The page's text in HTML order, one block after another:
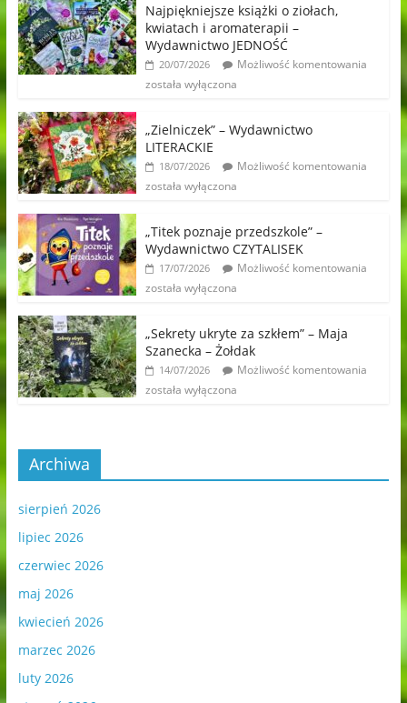
Najpiękniejsze książki o ziołach,
kwiatach i aromaterapii –
Wydawnictwo JEDNOŚĆ
20/07/2026
Możliwość komentowania
została wyłączona
„Zielniczek” – Wydawnictwo
LITERACKIE
18/07/2026
Możliwość komentowania
została wyłączona
„Titek poznaje przedszkole” –
Wydawnictwo CZYTALISEK
17/07/2026
Możliwość komentowania
została wyłączona
„Sekrety ukryte za szkłem” – Maja
Szanecka – Żołdak
14/07/2026
Możliwość komentowania
została wyłączona
Archiwa
sierpień 2026
lipiec 2026
czerwiec 2026
maj 2026
kwiecień 2026
marzec 2026
luty 2026